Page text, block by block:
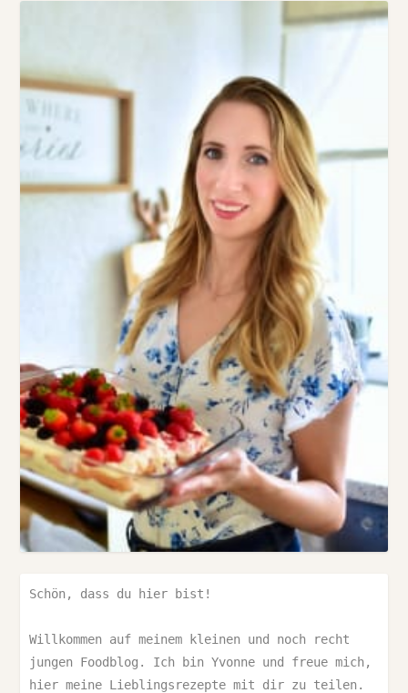
Schön, dass du hier bist!
Willkommen auf meinem kleinen und noch recht
jungen Foodblog. Ich bin Yvonne und freue mich,
hier meine Lieblingsrezepte mit dir zu teilen.